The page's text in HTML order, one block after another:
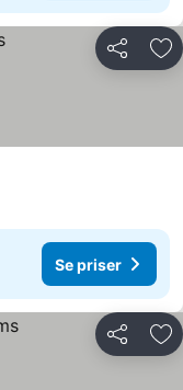
Del
Se priser
Del